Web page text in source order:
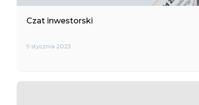
Czat inwestorski
9 stycznia 2023